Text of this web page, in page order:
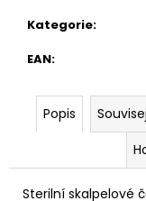
Kategorie:
EAN:
Popis
Sterilní skalpelové